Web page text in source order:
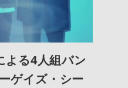
よる4人組バン
ゲイズ・シー